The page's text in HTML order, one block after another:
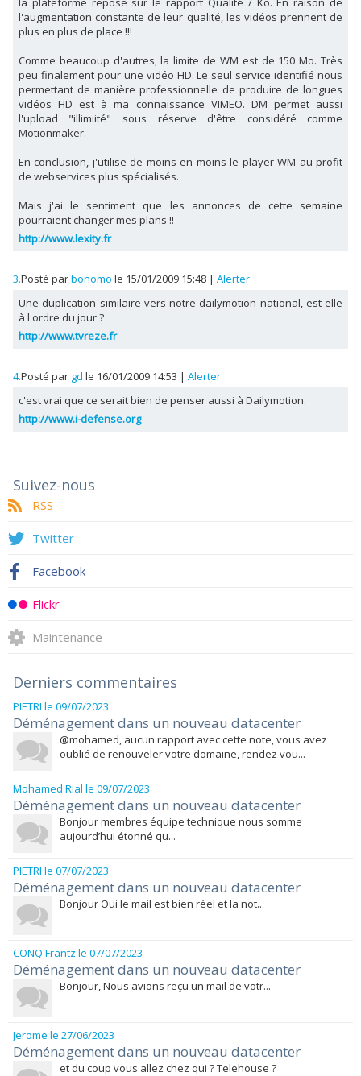
l'augmentation constante de leur qualité, les vidéos prennent de
plus en plus de place !!!
Comme beaucoup d'autres, la limite de WM est de 150 Mo. Très
peu finalement pour une vidéo HD. Le seul service identifié nous
permettant de manière professionnelle de produire de longues
vidéos HD est à ma connaissance VIMEO. DM permet aussi
l'upload "illimiité" sous réserve d'être considéré comme
Motionmaker.
En conclusion, j'utilise de moins en moins le player WM au profit
de webservices plus spécialisés.
Mais j'ai le sentiment que les annonces de cette semaine
pourraient changer mes plans !!
http://www.lexity.fr
3.Posté parbonomo le 15/01/2009 15:48 | Alerter
Une duplication similaire vers notre dailymotion national, est-elle
à l'ordre du jour ?
http://www.tvreze.fr
4.Posté par gd le 16/01/2009 14:53 | Alerter
c'est vrai que ce serait bien de penser aussi à Dailymotion.
http://www.i-defense.org
Suivez-nous
RSS
Twitter
Facebook
Flickr
Maintenance
Derniers commentaires
PIETRI le 09/07/2023
Déménagement dans un nouveau datacenter
@mohamed, aucun rapport avec cette note, vous avez
oublié de renouveler votre domaine, rendez vou...
Mohamed Rial le 09/07/2023
Déménagement dans un nouveau datacenter
Bonjour membres équipe technique nous somme
aujourd’hui étonné qu...
PIETRI le 07/07/2023
Déménagement dans un nouveau datacenter
Bonjour Oui le mail est bien réel et la not...
CONQ Frantz le 07/07/2023
Déménagement dans un nouveau datacenter
Bonjour, Nous avions reçu un mail de votr...
Jerome le 27/06/2023
Déménagement dans un nouveau datacenter
et du coup vous allez chez qui ? Telehouse ?